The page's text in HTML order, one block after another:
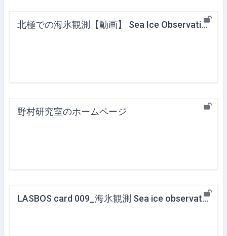
北極での海氷観測【動画】 Sea Ice Observation in the Arctic (Videos)
野村研究室のホームページ
LASBOS card 009_海氷観測 Sea ice observation